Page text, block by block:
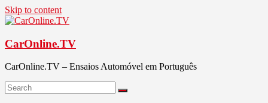
Skip to content
CarOnline.TV
CarOnline.TV – Ensaios Automóvel em Português